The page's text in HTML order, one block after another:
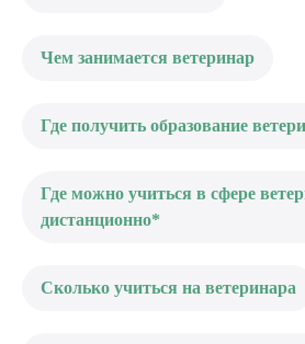
Чем занимается ветеринар
Где получить образование
Где можно учиться в сфере
дистанционно*
Сколько учиться на ветеринара